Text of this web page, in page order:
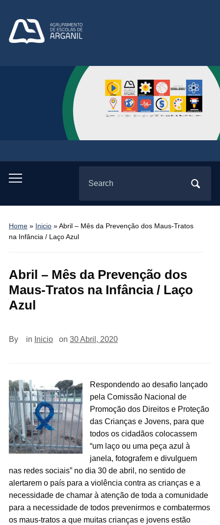
Toggle
menu
for:
Home» Inicio»Abril – Mês da Prevenção dos Maus-Tratos
na Infância / Laço Azul
Abril – Mês da Prevenção dos
Maus-Tratos na Infância / Laço
Azul
By in Inicio on 30 Abril, 2020
Respondendo ao desafio lançado
pela Comissão Nacional de
Promoção dos Direitos e Proteção
das Crianças e Jovens, para que
todos os cidadãos colocassem
“um laço ou uma peça azul à
janela, fotografem e divulguem
nas redes sociais” no dia 30 de abril, no sentido de
alertarem o país para a violência contra as crianças e a
necessidade de chamar à atenção de toda a comunidade
para a necessidade de todos prevenirmos e combatermos
os maus-tratos a que muitas crianças e jovens estão